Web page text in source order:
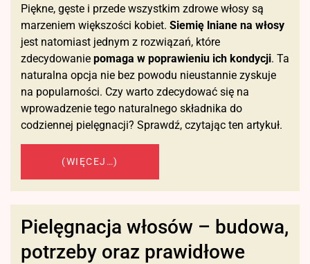
Piękne, gęste i przede wszystkim zdrowe włosy są
marzeniem większości kobiet. Siemię lniane na włosy
jest natomiast jednym z rozwiązań, które
zdecydowanie pomaga w poprawieniu ich kondycji. Ta
naturalna opcja nie bez powodu nieustannie zyskuje
na popularności. Czy warto zdecydować się na
wprowadzenie tego naturalnego składnika do
codziennej pielęgnacji? Sprawdź, czytając ten artykuł.
(WIĘCEJ…)
Pielęgnacja włosów – budowa,
potrzeby oraz prawidłowe